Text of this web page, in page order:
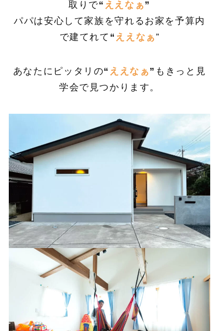
取りで“ ええなぁ”
パパは安心して家族を守れるお家を予算内
で建てれて “ ええなぁ”
あなたにピッタリの“ ええなぁ” もきっと見
学会で見つかります。